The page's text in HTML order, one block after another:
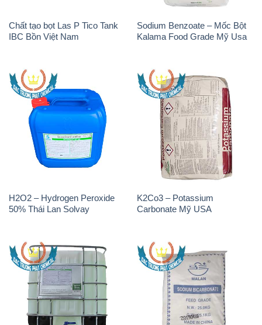
H2O2 – Hydrogen Peroxide
50% Thái Lan Solvay
K2Co3 – Potassium
Carbonate Mỹ USA
H2O2 – Hydrogen Peroxide
50% Tank IBC Bồn Thái Lan
Solvay
Sodium Bicarbonate – Bicar
NaHCO3 Feed Grade Malan
Trung Quốc China